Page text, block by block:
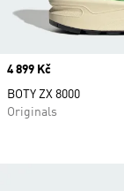
Price
4 899 Kč
BOTY ZX 8000
Originals